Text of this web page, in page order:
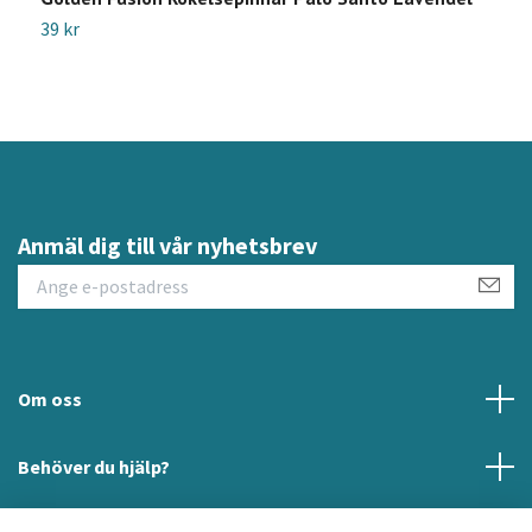
39 kr
Anmäl dig till vår nyhetsbrev
Om oss
Behöver du hjälp?